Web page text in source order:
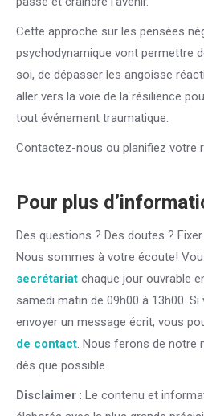
Cette approche sur les pensées
psychodynamique vont permettre
soi, de dépasser les angoisse
aller vers la voie de la résilience
tout événement traumatique.
Contactez-nous ou planifiez votre
Pour plus
Des questions ? Des doutes ?
Nous sommes à votre écoute!
secrétariat chaque jour ouvrable
samedi matin de 09h00 à 13h00.
envoyer un message écrit, vous
de contact. Nous ferons de notre
dès que possible.
Disclaimer : Le contenu et